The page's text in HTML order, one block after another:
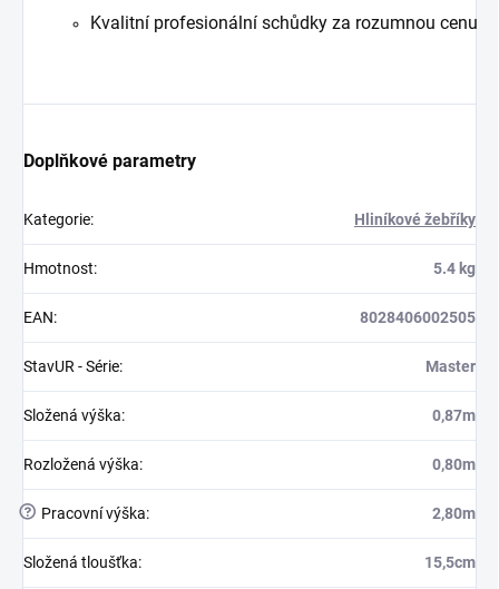
Kvalitní profesionální schůdky za rozumnou cenu
Doplňkové parametry
Kategorie: Hliníkové žebříky
Hmotnost: 5.4 kg
EAN: 8028406002505
StavUR - Série: Master
Složená výška: 0,87m
Rozložená výška: 0,80m
? Pracovní výška: 2,80m
Složená tloušťka: 15,5cm